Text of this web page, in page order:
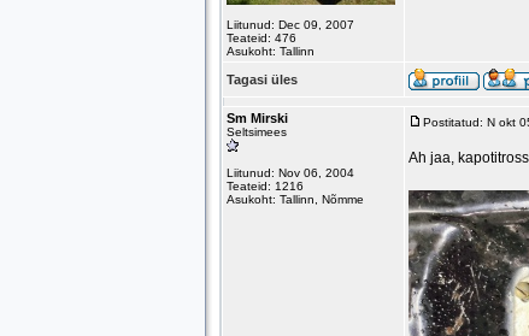
Liitunud: Dec 09, 2007
Teateid: 476
Asukoht: Tallinn
Tagasi üles
Sm Mirski
Seltsimees
Liitunud: Nov 06, 2004
Teateid: 1216
Asukoht: Tallinn, Nõmme
Postitatud: N okt
Ah jaa,